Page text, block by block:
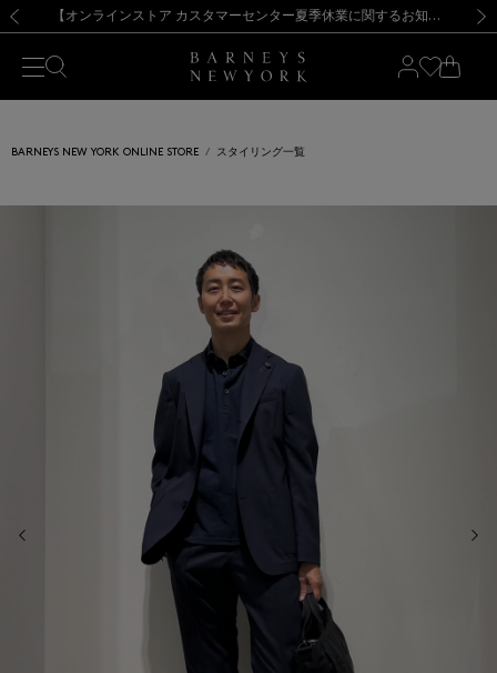
新規登録のお客様も対象！＜MY BARNEYS＞会員のお客様は11,000円（税込）以上のお買上げで常時送料無料！お買い物の際は会員登録を！
【夏季休業に伴う出荷一時停止のお知らせ】(2026.8.7) 【オンラインストア カスタマーセンター夏季休業に関するお知らせ】（2026.8.7）
【夏季休業に伴う返品・交換承り一時停止のお知らせ】（2026.8.5）
熊本県を中心とした地震の影響によるお荷物のお届けについて
【開催中】SUMMER SALEのご案内・ご注意事項 新規登録のお客様も対象！＜MY BARNEYS＞会員のお客様は11,000円（税込）以上のお買上げで常時送料無料！お買い物の際は会員登録を！
【夏季休業に伴う出荷一時停止のお知らせ】(2026.8.7)
BARNEYS NEW YORK ONLINE STORE スタイリング一覧